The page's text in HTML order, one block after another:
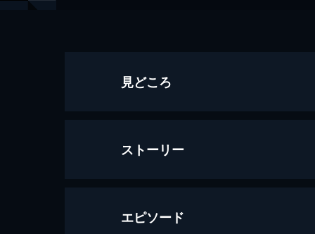
見どころ
ストーリー
エピソード